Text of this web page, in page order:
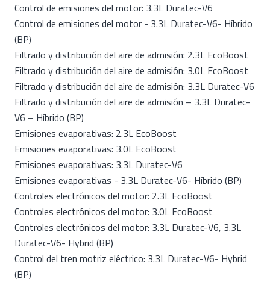
Control de emisiones del motor: 3.3L Duratec-V6
Control de emisiones del motor - 3.3L Duratec-V6- Híbrido
(BP)
Filtrado y distribución del aire de admisión: 2.3L EcoBoost
Filtrado y distribución del aire de admisión: 3.0L EcoBoost
Filtrado y distribución del aire de admisión: 3.3L Duratec-V6
Filtrado y distribución del aire de admisión – 3.3L Duratec-
V6 – Híbrido (BP)
Emisiones evaporativas: 2.3L EcoBoost
Emisiones evaporativas: 3.0L EcoBoost
Emisiones evaporativas: 3.3L Duratec-V6
Emisiones evaporativas - 3.3L Duratec-V6- Híbrido (BP)
Controles electrónicos del motor: 2.3L EcoBoost
Controles electrónicos del motor: 3.0L EcoBoost
Controles electrónicos del motor: 3.3L Duratec-V6, 3.3L
Duratec-V6- Hybrid (BP)
Control del tren motriz eléctrico: 3.3L Duratec-V6- Hybrid
(BP)